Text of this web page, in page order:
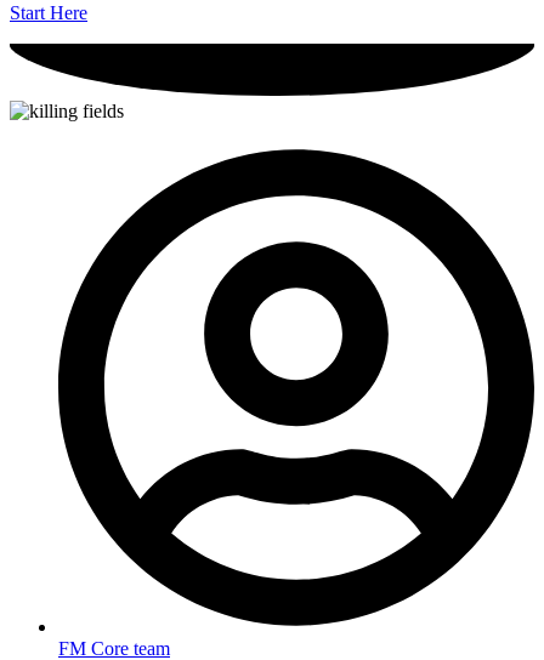
Start Here
FM Core team